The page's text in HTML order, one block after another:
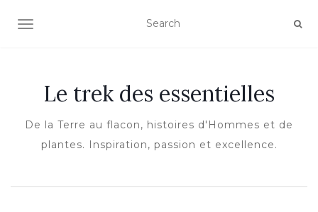
OUVRIR/FERMER LA NAVIGATION
Le trek des essentielles
De la Terre au flacon, histoires d'Hommes et de
plantes. Inspiration, passion et excellence.